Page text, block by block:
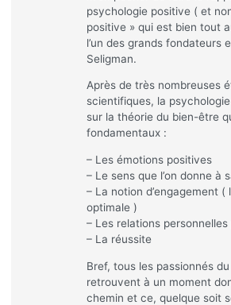
psychologie positive ( et
positive » qui est bien tout
l’un des grands fondateurs
Seligman.
Après de très nombreuses
scientifiques, la
sur la théorie du bien-être
fondamentaux :
– Les émotions positives
– Le sens que l’on donne à
– La notion d’engagement (
optimale )
– Les relations
– La réussite
Bref, tous les passionnés
retrouvent à un moment
chemin et ce, quelque soit